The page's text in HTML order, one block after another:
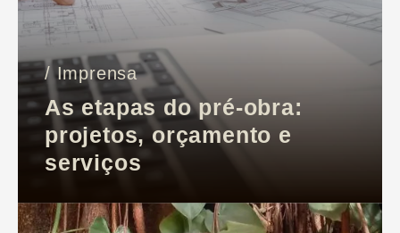
/ Imprensa
As etapas do pré-obra:
projetos, orçamento e
serviços